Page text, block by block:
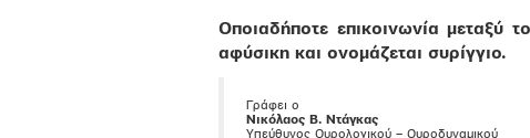
Οποιαδήποτε επικοινωνία μεταξύ
αφύσικη και ονομάζεται συρίγγιο.
Γράφει ο
Νικόλαος Β. Ντάγκας
Υπεύθυνος Ουρολογικού – Ουροδυναμικού